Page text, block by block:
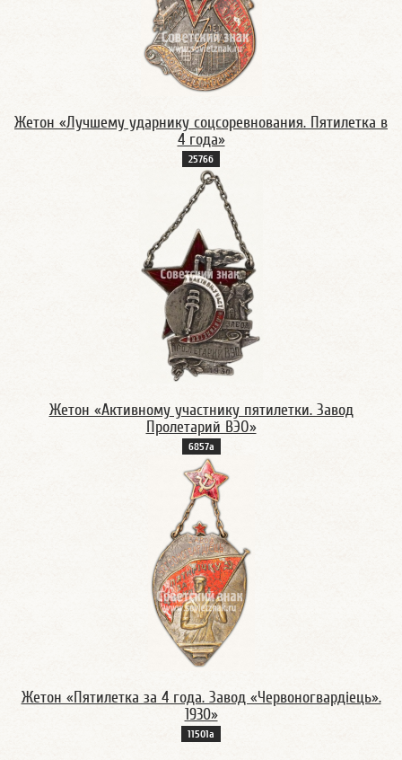
Жетон «Лучшему ударнику соцсоревнования. Пятилетка в
4 года»
2576б
Жетон «Активному участнику пятилетки. Завод
Пролетарий ВЭО»
6857а
Жетон «Пятилетка за 4 года. Завод «Червоногвардiець».
1930»
11501а